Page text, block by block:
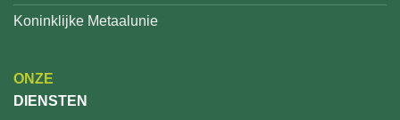
Koninklijke Metaalunie
ONZE
DIENSTEN